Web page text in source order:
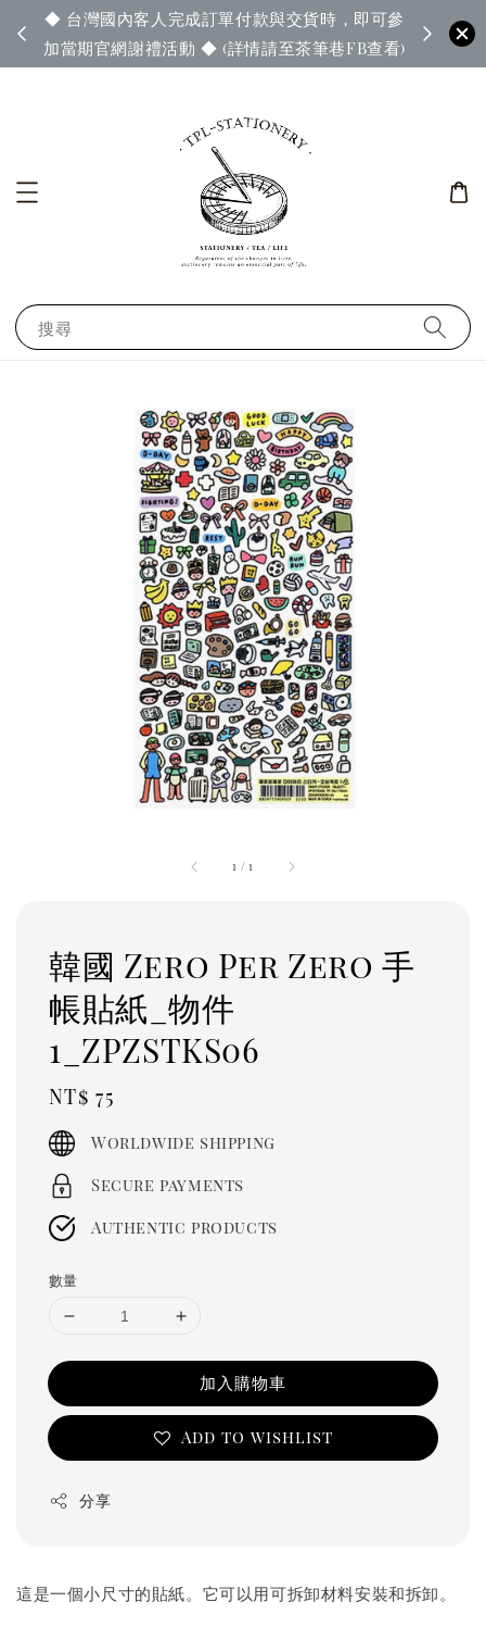
◆ 台灣國內客人完成訂單付款與交貨時，即可參
加當期官網謝禮活動 ◆ (詳情請至茶筆巷FB查看)
◆ 官
搜尋
1 /1
韓國 Zero Per Zero 手
帳貼紙_物件
1_ZPZSTKS06
Regular
price
NT$ 75
Worldwide shipping
Secure payments
Authentic products
數量
加入購物車
Add to wishlist
分享
這是一個小尺寸的貼紙。它可以用可拆卸材料安裝和拆卸。